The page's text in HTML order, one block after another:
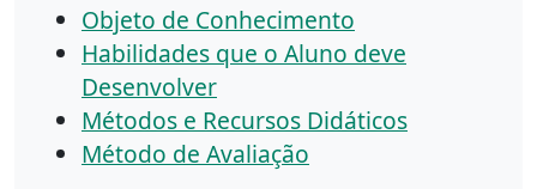
Objeto de Conhecimento
Habilidades que o Aluno deve
Desenvolver
Métodos e Recursos Didáticos
Método de Avaliação